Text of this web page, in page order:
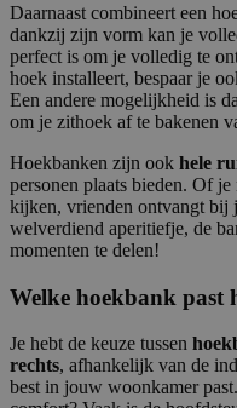
Daarnaast combineert een
dankzij zijn vorm kan je
perfect is om je volledig te
hoek installeert, bespaar je
Een andere mogelijkheid is
om je zithoek af te bakenen
Hoekbanken zijn ook hele
personen plaats bieden. Of
kijken, vrienden ontvangt bij
welverdiend aperitiefje, de
momenten te delen!
Welke hoekbank past
Je hebt de keuze tussen
rechts, afhankelijk van de
best in jouw woonkamer